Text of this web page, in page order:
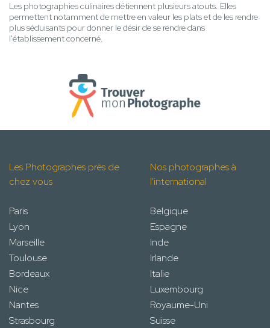
Les photographies culinaires détiennent plusieurs atouts. Elles
permettent notamment de mettre en valeur les plats et de les rendre
plus séduisants pour donner le désir de se rendre dans
l'établissement concerné.
Les Photographes près de
chez vous
Paris
Lyon
Marseille
Toulouse
Bordeaux
Nice
Nantes
Strasbourg
Nos photographes à
l'international
Belgique
Espagne
Inde
Irlande
Italie
Luxembourg
Royaume-Uni
Suisse